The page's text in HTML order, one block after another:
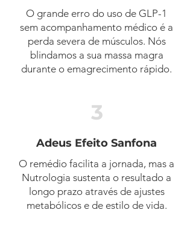
O grande erro do uso de GLP-1
sem acompanhamento médico é a
perda severa de músculos. Nós
blindamos a sua massa magra
durante o emagrecimento rápido.
3
Adeus Efeito Sanfona
O remédio facilita a jornada, mas a
Nutrologia sustenta o resultado a
longo prazo através de ajustes
metabólicos e de estilo de vida.